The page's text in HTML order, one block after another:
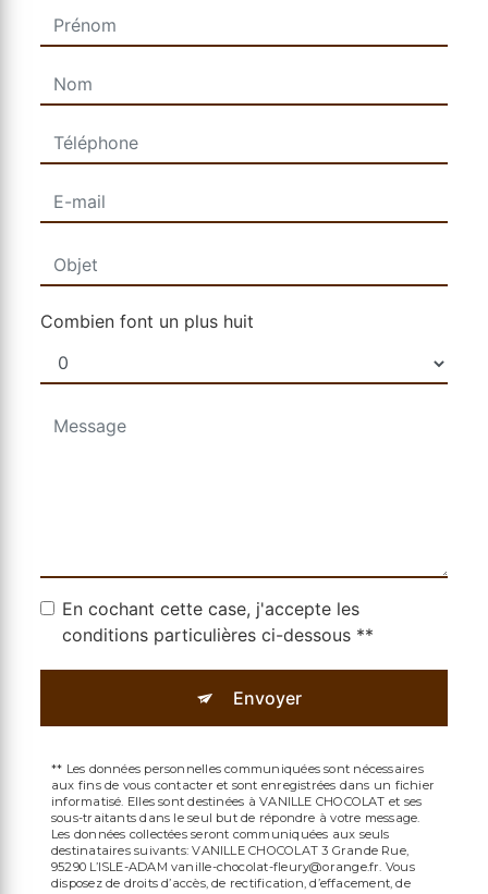
Combien font un plus huit
En cochant cette case, j'accepte les
conditions particulières ci-dessous **
Envoyer
** Les données personnelles communiquées sont nécessaires
aux fins de vous contacter et sont enregistrées dans un fichier
informatisé. Elles sont destinées à VANILLE CHOCOLAT et ses
sous-traitants dans le seul but de répondre à votre message.
Les données collectées seront communiquées aux seuls
destinataires suivants: VANILLE CHOCOLAT 3 Grande Rue,
95290 L’ISLE-ADAM vanille-chocolat-fleury@orange.fr. Vous
disposez de droits d’accès, de rectification, d’effacement, de